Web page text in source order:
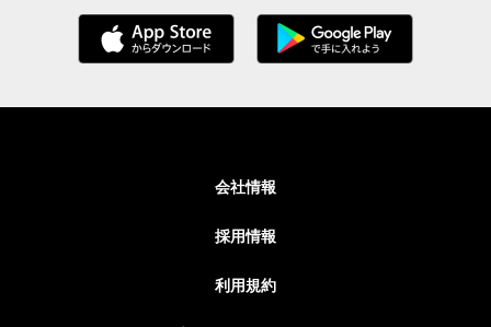
会社情報
採用情報
利用規約